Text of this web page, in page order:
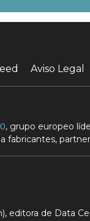
Aviso Legal
, grupo europeo
fabricantes,
editora de Data